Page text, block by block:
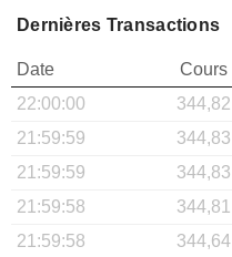
Dernières Transactions
Date Cours
22:00:00
344,82
21:59:59
344,83
21:59:59
344,83
21:59:58
344,81
21:59:58
344,64